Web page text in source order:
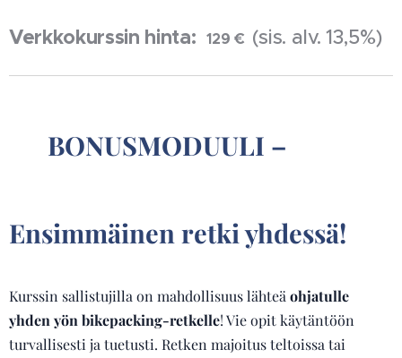
Verkkokurssin hinta: 129 € (sis. alv. 13,5%)
🧑‍🤝‍🧑 BONUSMODUULI –
Ensimmäinen retki yhdessä!
Kurssin sallistujilla on mahdollisuus lähteä ohjatulle
yhden yön bikepacking-retkelle! Vie opit käytäntöön
turvallisesti ja tuetusti. Retken majoitus teltoissa tai